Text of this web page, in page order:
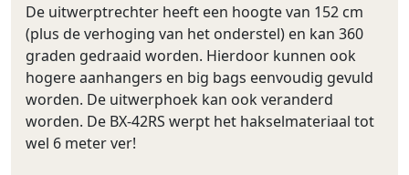
De uitwerptrechter heeft een hoogte van 152 cm
(plus de verhoging van het onderstel) en kan 360
graden gedraaid worden. Hierdoor kunnen ook
hogere aanhangers en big bags eenvoudig gevuld
worden. De uitwerphoek kan ook veranderd
worden. De BX-42RS werpt het hakselmateriaal tot
wel 6 meter ver!